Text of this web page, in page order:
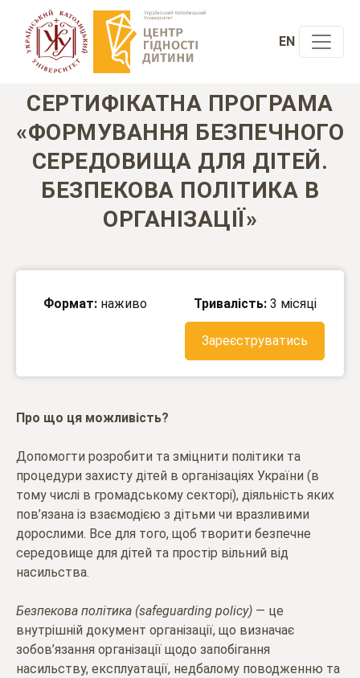
EN
СЕРТИФІКАТНА ПРОГРАМА
«ФОРМУВАННЯ БЕЗПЕЧНОГО
СЕРЕДОВИЩА ДЛЯ ДІТЕЙ.
БЕЗПЕКОВА ПОЛІТИКА В
ОРГАНІЗАЦІЇ»
Формат: наживо Тривалість: 3 місяці
Зареєструватись
Про що ця можливість?
Допомогти розробити та зміцнити політики та
процедури захисту дітей в організаціях України (в
тому числі в громадському секторі), діяльність яких
пов’язана із взаємодією з дітьми чи вразливими
дорослими. Все для того, щоб творити безпечне
середовище для дітей та простір вільний від
насильства.
Безпекова політика (safeguarding policy) — це
внутрішній документ організації, що визначає
зобов’язання організації щодо запобігання
насильству, експлуатації, недбалому поводженню та